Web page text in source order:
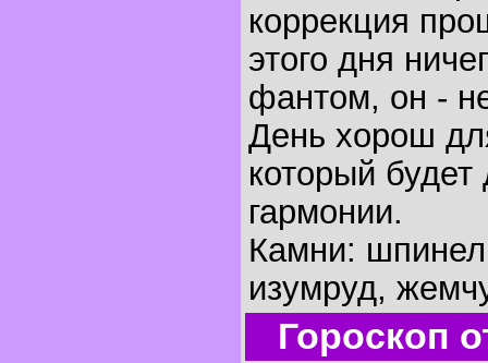
коррекция
этого дня
фантом, он -
День хорош
который
гармонии.
Камни:
изумруд,
Гороскоп